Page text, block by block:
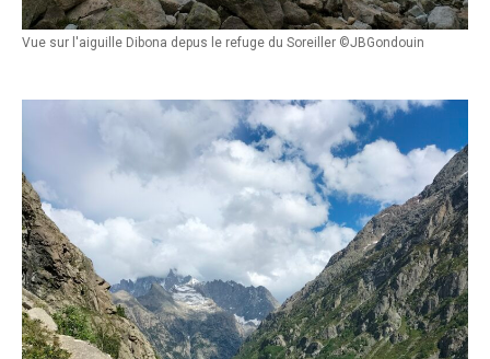
Vue sur l'aiguille Dibona depus le refuge du Soreiller ©JBGondouin